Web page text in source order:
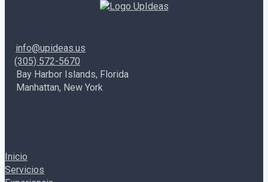
el
de
domicilios
info@upideas.us
(305) 572-5670
Bay Harbor Islands, Florida
Manhattan, New York
Inicio
Servicios